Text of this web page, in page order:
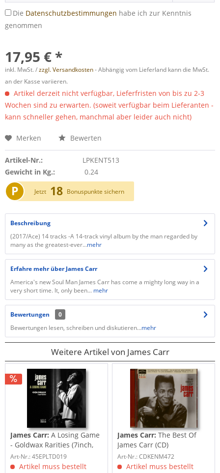
Die Datenschutzbestimmungen habe ich zur Kenntnis
genommen
17,95 € *
inkl. MwSt. /zzgl. Versandkosten- Abhängig vom Lieferland kann die MwSt.
an der Kasse variieren.
Artikel derzeit nicht verfügbar, Lieferfristen von bis zu 2-3
Wochen sind zu erwarten. (soweit verfügbar beim Lieferanten -
kann schneller gehen, manchmal aber leider auch nicht)
Merken Bewerten
Artikel-Nr.:
LPKENT513
Gewicht in Kg.:
0.24
P Jetzt 18 Bonuspunkte sichern
Beschreibung
(2017/Ace) 14 tracks -A 14-track vinyl album by the man regarded by
many as the greatest-ever...mehr
Erfahre mehr über James Carr
America's new Soul Man James Carr has come a mighty long way in a
very short time. lt, only been... mehr
Bewertungen
0
Bewertungen lesen, schreiben und diskutieren...mehr
Weitere Artikel von James Carr
James Carr: A Losing Game
- Goldwax Rarities (7inch,
45rpm,...
Art-Nr.: 45EPLTD019
Artikel muss bestellt
James Carr: The Best Of
James Carr (CD)
Art-Nr.: CDKENM472
Artikel muss bestellt